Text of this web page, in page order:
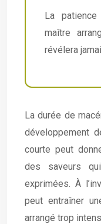
La
maître
révélera
La durée de
développement
courte peut
des saveurs
exprimées. À
peut entraîner
arrangé trop